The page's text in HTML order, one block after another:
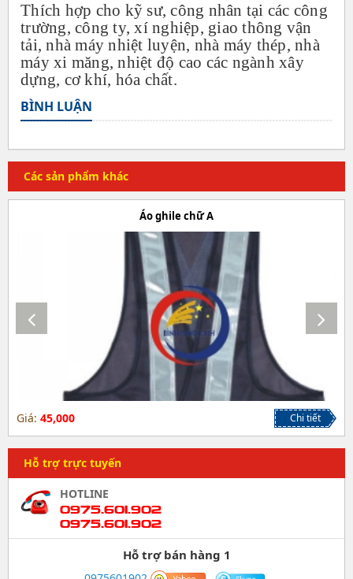
Hỗ trợ trực tuyến
HOTLINE
0975.601.902
0975.601.902
Hỗ trợ bán hàng 1
Thích hợp cho kỹ sư, công nhân tại các công
trường, công ty, xí nghiệp, giao thông vận
tải, nhà máy nhiệt luyện, nhà máy thép, nhà
máy xi măng, nhiệt độ cao các ngành xây
dựng, cơ khí, hóa chất.
BÌNH LUẬN
Các sản phẩm khác
Áo ghile chữ A
Giá: 45,000 Chi tiết